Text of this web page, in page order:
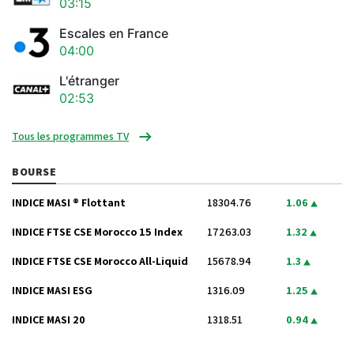
Escales en France
04:00
L'étranger
02:53
Tous les programmes TV
BOURSE
INDICE MASI ® Flottant 18304.76 1.06
INDICE FTSE CSE Morocco 15 Index 17263.03 1.32
INDICE FTSE CSE Morocco All-Liquid 15678.94 1.3
INDICE MASI ESG 1316.09 1.25
INDICE MASI 20 1318.51 0.94